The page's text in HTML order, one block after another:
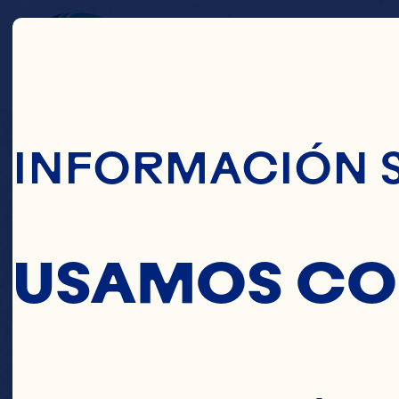
INFORMACIÓN
USAMOS